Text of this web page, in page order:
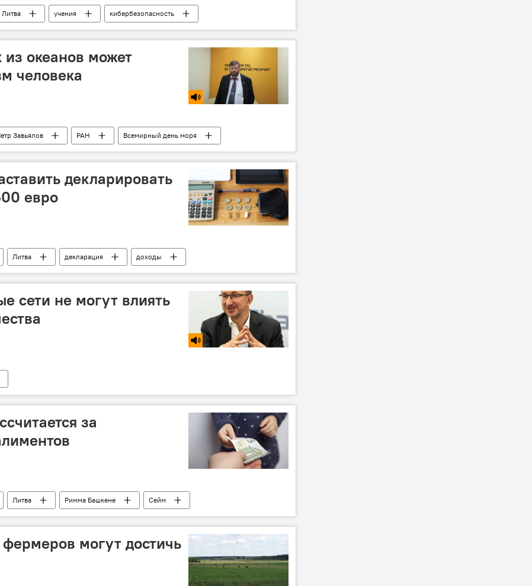
Литва учения кибербезопасность
из океанов может
человека
Завьялов РАН
Всемирный день моря
декларировать
евро
Литва декларация доходы
сети не могут влиять
за
Литва Римма Башкене
Сейм
Фонд поддержки детей алименты
могут достичь